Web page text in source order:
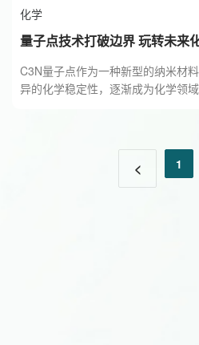
化学
量子点技术打破边界 玩转未来
C3N量子点作为一种新型的纳米材
异的化学稳定性，逐渐成为化学领
< 1